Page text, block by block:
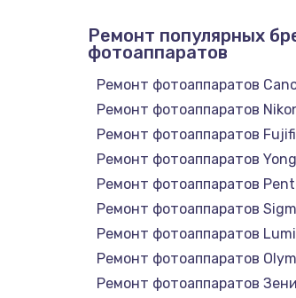
Ремонт популярных
фотоаппаратов
Ремонт фотоаппаратов
Ремонт фотоаппаратов
Ремонт фотоаппаратов
Ремонт фотоаппаратов
Ремонт фотоаппаратов
Ремонт фотоаппаратов
Ремонт фотоаппаратов
Ремонт фотоаппаратов
Ремонт фотоаппаратов